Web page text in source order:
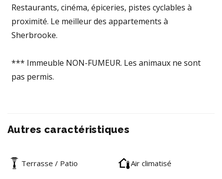
Restaurants, cinéma, épiceries, pistes cyclables à
proximité. Le meilleur des appartements à
Sherbrooke.
*** Immeuble NON-FUMEUR. Les animaux ne sont
pas permis.
Autres caractéristiques
Terrasse / Patio Air climatisé